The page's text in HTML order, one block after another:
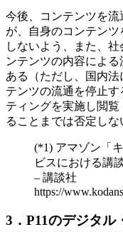
今後、コンテンツを
が、自身のコンテン
しないよう、また、
ンテンツの内容によ
ある（ただし、国内
テンツの流通を停止
ティングを実施し閲
ることまでは否定しな
(*1) アマゾン「
ビスにおける講
– 講談社
https://
3．P11のデジタル